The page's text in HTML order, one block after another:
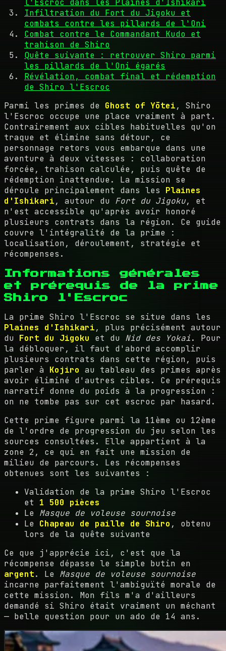
l'Escroc dans les Plaines d'Ishikari
Infiltration du Fort du Jigoku et
combats contre les pillards de l'Oni
Combat contre le Commandant Kudo et
trahison de Shiro
Quête suivante : retrouver Shiro parmi
les pillards de l'Oni égarés
Révélation, combat final et rédemption
de Shiro l'Escroc
Parmi les primes de Ghost of Yōtei, Shiro
l'Escroc occupe une place vraiment à part.
Contrairement aux cibles habituelles qu'on
traque et élimine sans détour, ce
personnage retors vous embarque dans une
aventure à deux vitesses : collaboration
forcée, trahison calculée, puis quête de
rédemption inattendue. La mission se
déroule principalement dans les Plaines
d'Ishikari, autour du Fort du Jigoku, et
n'est accessible qu'après avoir honoré
plusieurs contrats dans la région. Ce guide
couvre l'intégralité de la prime :
localisation, déroulement, stratégie et
récompenses.
Informations générales
et prérequis de la prime
Shiro l'Escroc
La prime Shiro l'Escroc se situe dans les
Plaines d'Ishikari, plus précisément autour
du Fort du Jigoku et du Nid des Yokai. Pour
la débloquer, il faut d'abord accomplir
plusieurs contrats dans cette région, puis
parler à Kojiro au tableau des primes après
avoir éliminé d'autres cibles. Ce prérequis
narratif donne du poids à la progression :
on ne tombe pas sur cet escroc par hasard.
Cette prime figure parmi la 11ème ou 12ème
de l'ordre de progression du jeu selon les
sources consultées. Elle appartient à la
zone 2, ce qui en fait une mission de
milieu de parcours. Les récompenses
obtenues sont les suivantes :
Validation de la prime Shiro l'Escroc
et 1 500 pièces
Le Masque de voleuse sournoise
Le Chapeau de paille de Shiro , obtenu
lors de la quête suivante
Ce que j'apprécie ici, c'est que la
récompense dépasse le simple butin en
argent. Le Masque de voleuse sournoise
incarne parfaitement l'ambiguïté morale de
cette mission. Mon fils m'a d'ailleurs
demandé si Shiro était vraiment un méchant
— belle question pour un ado de 14 ans.